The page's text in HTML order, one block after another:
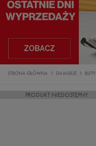
STRONA GŁÓWNA DAMSKIE BUTY
PRODUKT NIEDOSTĘPNY